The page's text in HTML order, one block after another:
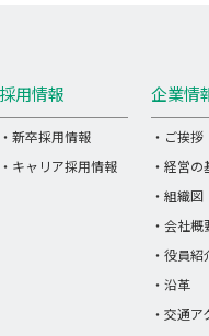
採用情報
・新卒採用情報
・キャリア採用情報
企業情
・ご挨拶
・経営
・組織図
・会社概
・役員紹
・沿革
・交通ア